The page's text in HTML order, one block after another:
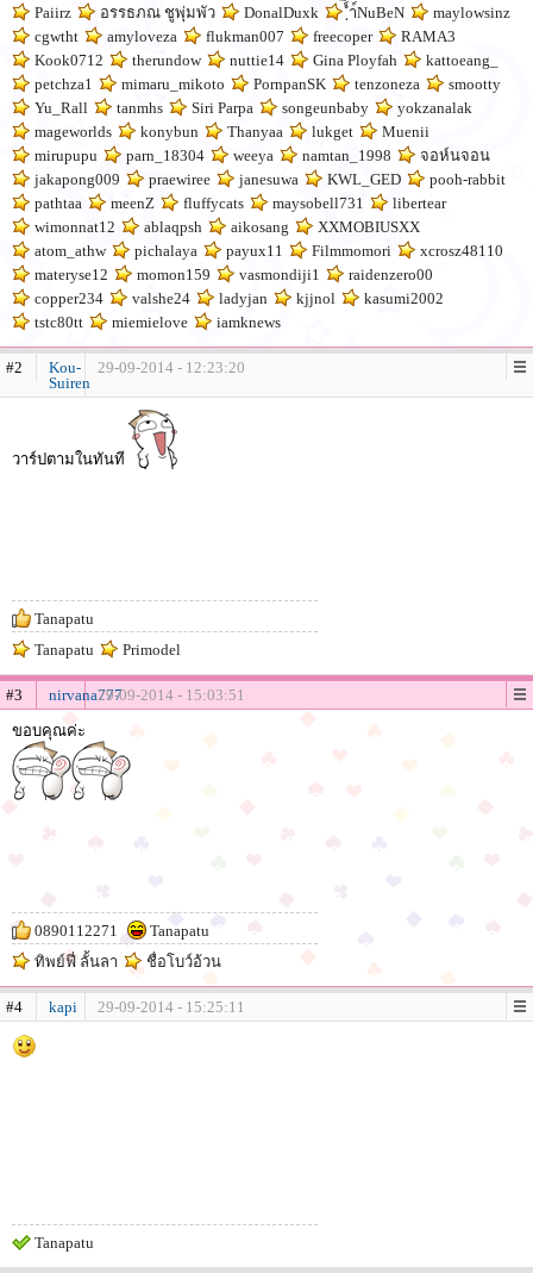
Paiirz
อรรธภณ ชูพุ่มพัว DonalDuxk ์ีฺำ์NuBeN
maylowsinz
cgwtht
amyloveza flukman007 freecoper
RAMA3
Kook0712
therundow nuttie14 Gina Ployfah
kattoeang_
petchza1
mimaru_mikoto PornpanSK tenzoneza
smootty
Yu_Rall
tanmhs Siri Parpa songeunbaby
yokzanalak
mageworlds
konybun Thanyaa lukget
Muenii
mirupupu
parn_18304 weeya namtan_1998
จอห์นจอน
jakapong009
praewiree janesuwa KWL_GED
pooh-rabbit
pathtaa
meenZ fluffycats maysobell731
libertear
wimonnat12
ablaqpsh aikosang
XXMOBIUSXX
atom_athw
pichalaya payux11 Filmmomori
xcrosz48110
materyse12
momon159 vasmondiji1
raidenzero00
copper234
valshe24 ladyjan kjjnol
kasumi2002
tstc80tt
miemielove iamknews
#2
Kou-
Suiren
29-09-2014 - 12:23:20
วาร์ปตามในทันที
Tanapatu
Tanapatu
Primodel
#3 nirvana77729-09-2014 - 15:03:51
ขอบคุณค่ะ
0890112271
Tanapatu
ทิพย์ฟี่ ลั้นลา
ชื่อโบว์อ้วน
#4 kapi 29-09-2014 - 15:25:11
Tanapatu